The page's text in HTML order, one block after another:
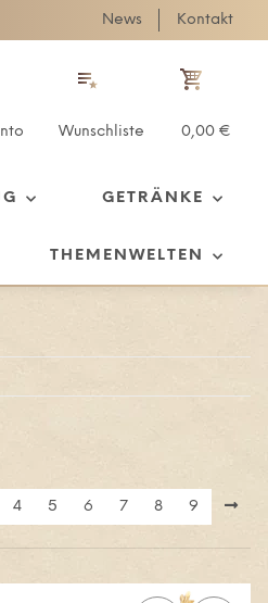
News Kontakt
Wunschliste 0,00 €
GETRÄNKE
THEMENWELTEN
4 5 6 7 8 9